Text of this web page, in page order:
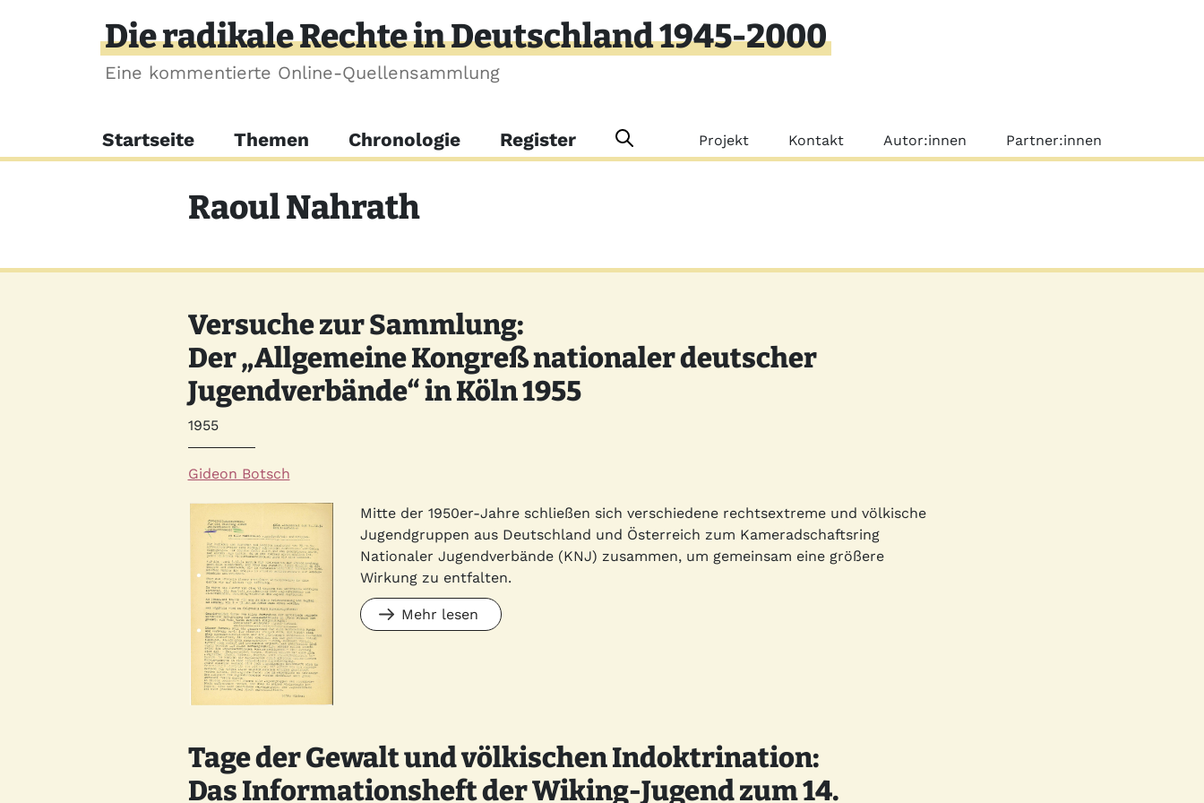
Die radikale Rechte in Deutschland 1945-2000
Eine kommentierte Online-Quellensammlung
Hauptnavigation
Startseite Themen Chronologie Register Meta-Menü
Projekt Kontakt Autor:innen Partner:innen
Raoul Nahrath
Versuche zur Sammlung:
Der „Allgemeine Kongreß nationaler deutscher
Jugendverbände“ in Köln 1955
Jahr
1955
Autor*innen
Gideon Botsch
Mitte der 1950er-Jahre schließen sich verschiedene rechtsextreme und völkische
Jugendgruppen aus Deutschland und Österreich zum Kameradschaftsring
Nationaler Jugendverbände (KNJ) zusammen, um gemeinsam eine größere
Wirkung zu entfalten.
Mehr lesen
Tage der Gewalt und völkischen Indoktrination:
Das Informationsheft der Wiking-Jugend zum 14.